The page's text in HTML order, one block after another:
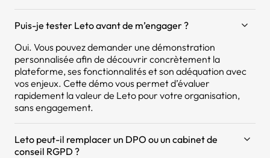
Puis-je tester Leto avant de m’engager ?
Oui. Vous pouvez demander une démonstration
personnalisée afin de découvrir concrètement la
plateforme, ses fonctionnalités et son adéquation avec
vos enjeux. Cette démo vous permet d’évaluer
rapidement la valeur de Leto pour votre organisation,
sans engagement.
Leto peut-il remplacer un DPO ou un cabinet de
conseil RGPD ?